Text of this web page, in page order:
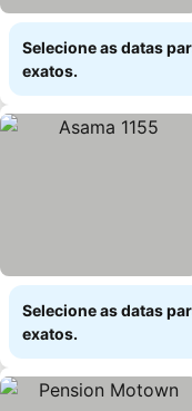
Selecione as datas
exatos.
Selecione as datas
exatos.